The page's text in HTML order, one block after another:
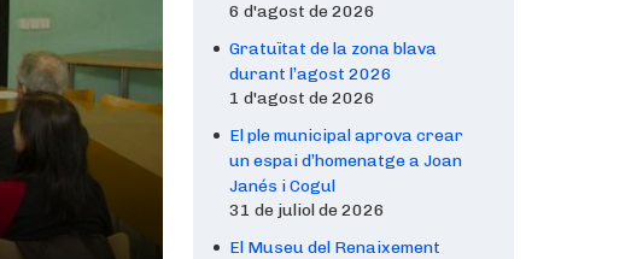
6 d'agost de 2026
Gratuïtat de la zona blava
durant l’agost 2026
1 d'agost de 2026
El ple municipal aprova crear
un espai d’homenatge a Joan
Janés i Cogul
31 de juliol de 2026
El Museu del Renaixement